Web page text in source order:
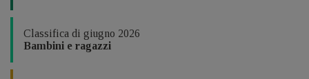
Classifica di giugno 2026
Bambini e ragazzi